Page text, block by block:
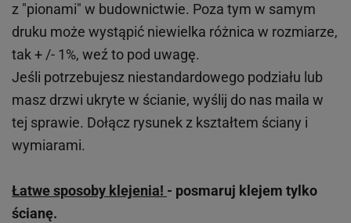
z "pionami" w budownictwie. Poza tym w samym
druku może wystąpić niewielka różnica w rozmiarze,
tak + /- 1%, weź to pod uwagę.
Jeśli potrzebujesz niestandardowego podziału lub
masz drzwi ukryte w ścianie, wyślij do nas maila w
tej sprawie. Dołącz rysunek z kształtem ściany i
wymiarami.
Łatwe sposoby klejenia! - posmaruj klejem tylko
ścianę.